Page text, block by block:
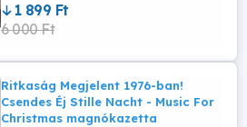
1 899 Ft
6 000 Ft
Ritkaság Megjelent 1976-ban!
Csendes Éj Stille Nacht - Music For
Christmas magnókazetta